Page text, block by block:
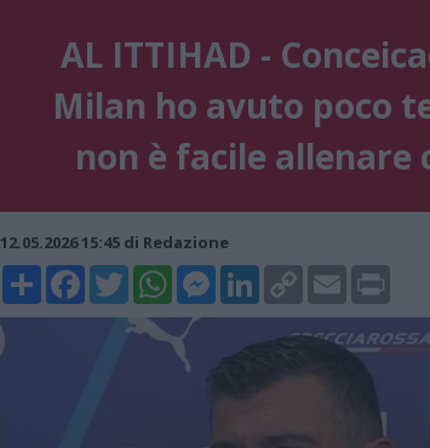
AL ITTIHAD -
Milan ho avuto poco
non è facile allenare
12.05.2026 15:45 di Redazione
ShareFacebookTwitterWhatsAppMessenger
LinkedIn
Copy
Link
Email Print